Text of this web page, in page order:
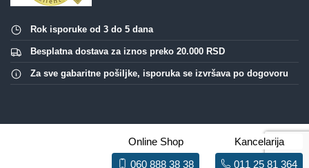
Rok isporuke od 3 do 5 dana
Besplatna dostava za iznos preko 20.000 RSD
Za sve gabaritne pošiljke, isporuka se izvršava po dogovoru
Online Shop
060 888 38 38
Kancelarija
011 25 81 364